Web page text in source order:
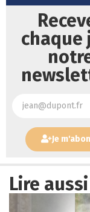
chaque
Je
Lire